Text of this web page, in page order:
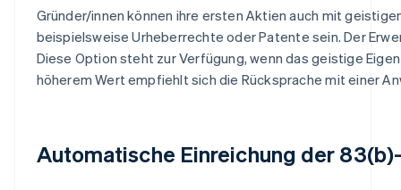
Gründer/innen können ihre ersten Aktien auch mit
beispielsweise Urheberrechte oder Patente sein. Der
Diese Option steht zur Verfügung, wenn das geistige
höherem Wert empfiehlt sich die Rücksprache mit einer
Automatische Einreichung der